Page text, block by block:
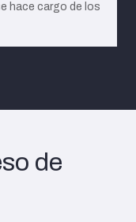
hace cargo de los
de